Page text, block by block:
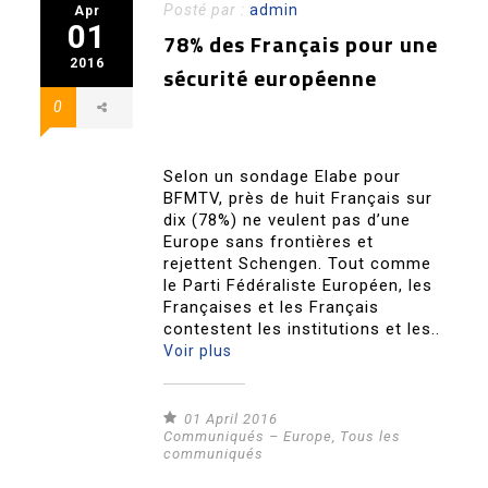
Apr
01
2016
0
Posté par :admin
78% des Français pour une
sécurité européenne
Selon un sondage Elabe pour
BFMTV, près de huit Français sur
dix (78%) ne veulent pas d’une
Europe sans frontières et
rejettent Schengen. Tout comme
le Parti Fédéraliste Européen, les
Françaises et les Français
contestent les institutions et les..
Voir plus
01 April 2016
Communiqués – Europe, Tous les
communiqués